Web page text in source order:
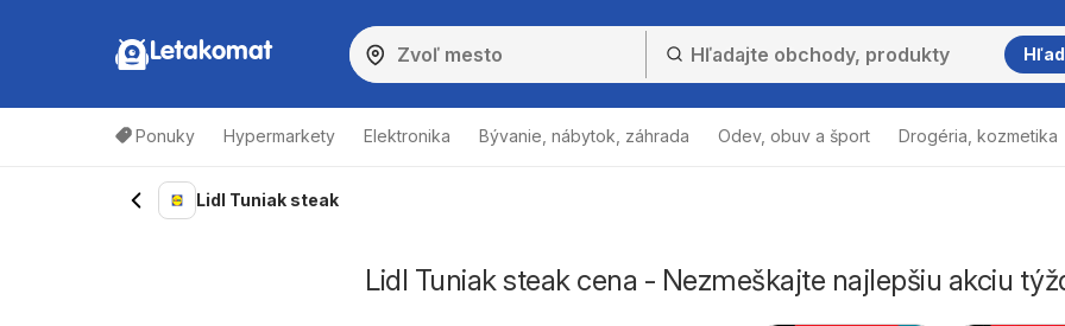
Letakomat
Ponuky Hypermarkety Elektronika Bývanie, nábytok, záhrada Odev, obuv a šport Drogéria, kozmetika
Lidl Tuniak steak
Lidl Tuniak steak cena - Nezmeškajte najlepšiu akciu